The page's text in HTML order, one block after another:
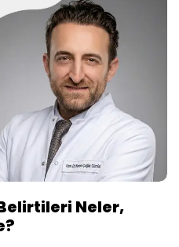
Neler,